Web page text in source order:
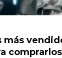
más